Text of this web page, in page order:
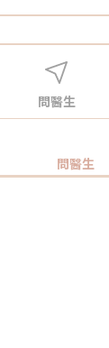
問醫生
問醫生